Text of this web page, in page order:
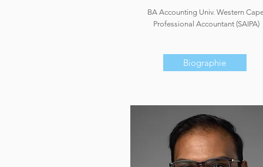
BA Accounting Univ. Western
Professional Accountant (SAIPA)
Biographie